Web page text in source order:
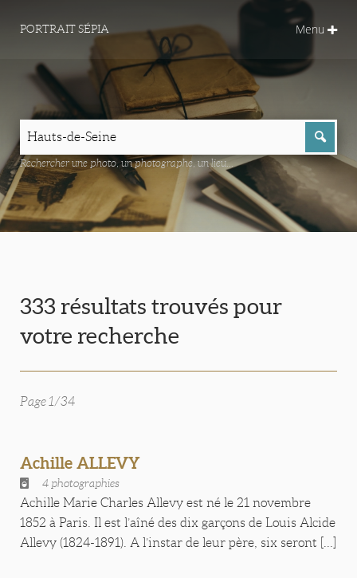
PORTRAIT SÉPIA Menu
Rechercher une photo, un photographe, un lieu...
333 résultats trouvés pour
votre recherche
Page 1/34
Achille ALLEVY
4 photographies
Achille Marie Charles Allevy est né le 21 novembre
1852 à Paris. Il est l’aîné des dix garçons de Louis Alcide
Allevy (1824-1891). A l’instar de leur père, six seront [...]